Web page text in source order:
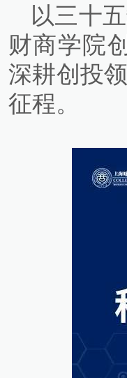
以三十
财商学院
深耕创投
征程。